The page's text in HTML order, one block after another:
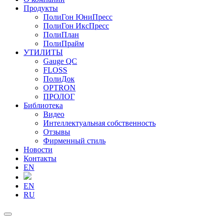
Продукты
ПолиГон ЮниПресс
ПолиГон ИксПресс
ПолиПлан
ПолиПрайм
УТИЛИТЫ
Gauge QC
FLOSS
ПолиДок
OPTRON
ПРОЛОГ
Библиотека
Видео
Интеллектуальная собственность
Отзывы
Фирменный стиль
Новости
Контакты
EN
EN
RU